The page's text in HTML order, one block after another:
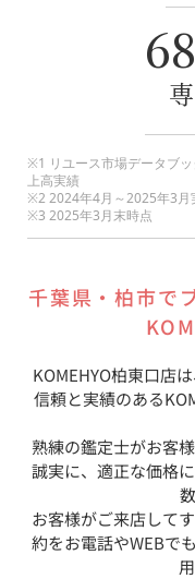
※1 リユース市場データブ
上高実績
※2 2024年4月～2025年3月
※3 2025年3月末時点
千葉県 ・柏市で
KOMEHYO柏東口店
信頼と実績のある
熟練の鑑定士がお客
誠実に、適正な価格
お客様がご来店して
約をお電話やWEBで